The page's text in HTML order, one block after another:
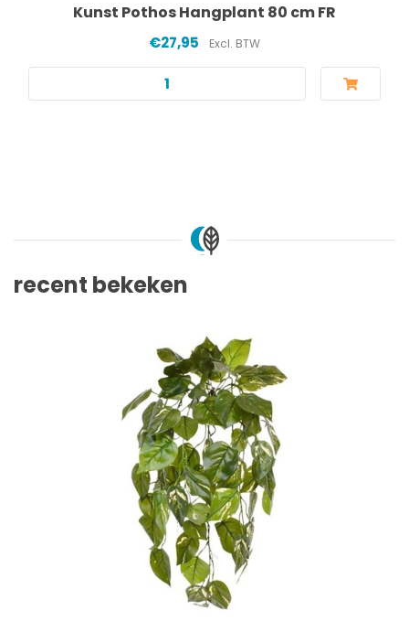
Kunst Pothos Hangplant 80 cm FR
€27,95 Excl. BTW
recent bekeken